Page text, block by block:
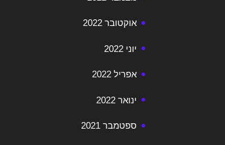
אוקטובר 2022
יוני 2022
אפריל 2022
ינואר 2022
ספטמבר 2021